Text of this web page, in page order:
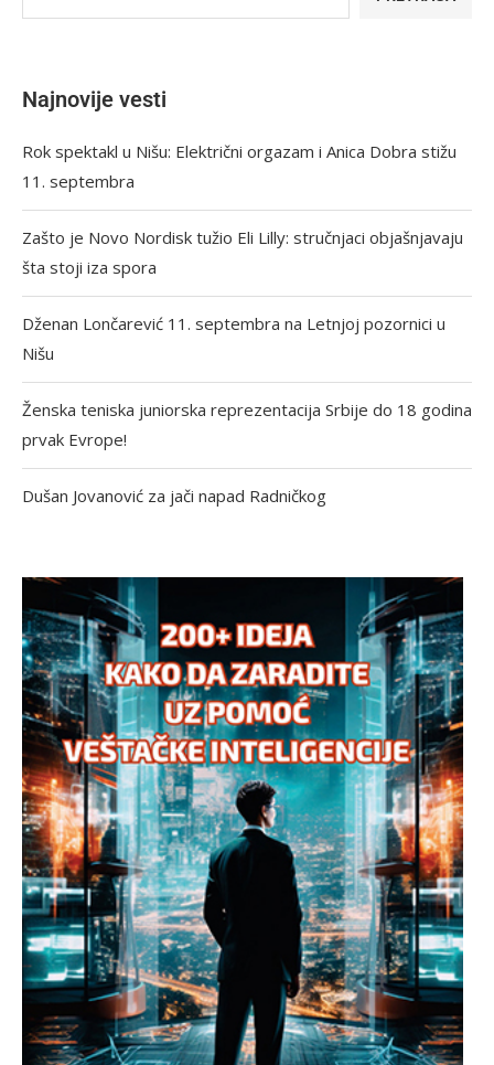
Najnovije vesti
Rok spektakl u Nišu: Električni orgazam i Anica Dobra stižu
11. septembra
Zašto je Novo Nordisk tužio Eli Lilly: stručnjaci objašnjavaju
šta stoji iza spora
Dženan Lončarević 11. septembra na Letnjoj pozornici u
Nišu
Ženska teniska juniorska reprezentacija Srbije do 18 godina
prvak Evrope!
Dušan Jovanović za jači napad Radničkog